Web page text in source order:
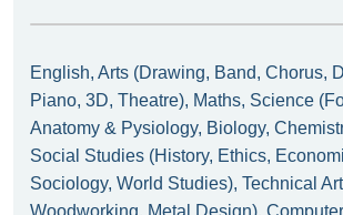
English, Arts (Drawing, Band, Chorus,
Piano, 3D, Theatre), Maths, Science
Anatomy & Pysiology, Biology,
Social Studies (History, Ethics,
Sociology, World Studies), Technical